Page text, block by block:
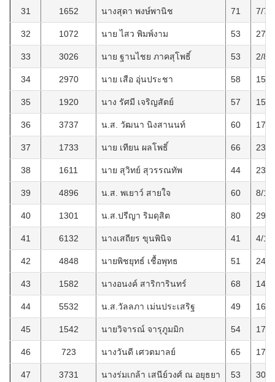
31 1652 นางสุดา พงษ์พานิช 71 7/7/
32 1072 นาย ไสว พิมพ์งาม 53 27/
33 3026 นาย ฐานไชย ภาคสุโพธิ์ 53 2/8/
34 2970 นาย เสือ อุ่นประชา 58 15/
35 1920 นาง รัศมี เจริญสัตย์ 57 15/
36 3737 น.ส. วัฒนา นิงสานนท์ 60 17/
37 1733 นาย เทียน ผลโพธิ์ 66 23/
38 1611 นาย สุวิทย์ สุวรรณทัพ 44 23/
39 4896 น.ส. พเยาว์ สายใจ 60 8/
40 1301 น.ส.ปรีญา ริมดุสิต 80 29/
41 6132 นางเสถียร ขุนพินิจ 41 4/
42 4848 นายพิชยุทธ์ เชื้อพุทธ 51 24/
43 1582 นางอนงค์ สาริการินทร์ 68 14/
44 5532 น.ส.วัลลภา เม่นประเสริฐ 49 16/
45 1542 นายวิจารณ์ จารุภูมมิก 54 17/
46 723 นางวันดี เศวตมาลย์ 65 17/
47 3731 นางร่มเกล้า เสนีย์วงศ์ ณ อยุธยา 53 30/